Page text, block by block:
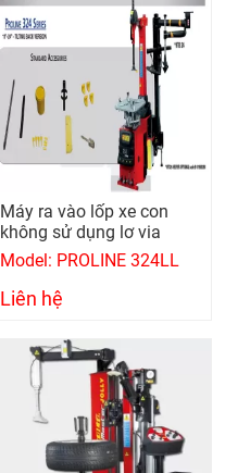
Máy ra vào lốp xe con
không sử dụng lơ via
Model: PROLINE 324LL
Liên hệ